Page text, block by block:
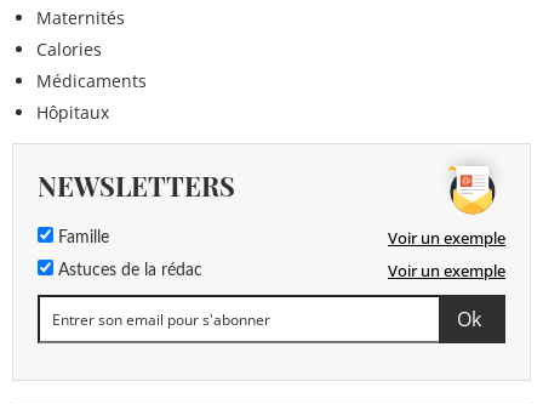
Maternités
Calories
Médicaments
Hôpitaux
NEWSLETTERS
Famille Voir un exemple
Astuces de la rédac Voir un exemple